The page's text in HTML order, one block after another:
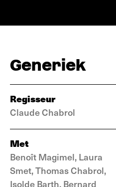
Generiek
Regisseur
Claude Chabrol
Met
Benoît Magimel, Laura
Smet, Thomas Chabrol,
Isolde Barth, Bernard